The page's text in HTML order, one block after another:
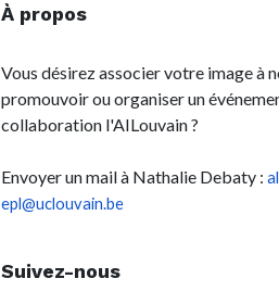
À propos
Vous désirez associer votre image à
promouvoir ou organiser un
collaboration l'AILouvain ?
Envoyer un mail à Nathalie Debaty :
epl@uclouvain.be
Suivez-nous